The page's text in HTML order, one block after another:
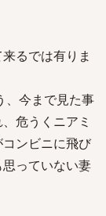
るでは有りま
、今まで見た事
危うくニアミ
ンビニに飛び
っていない妻